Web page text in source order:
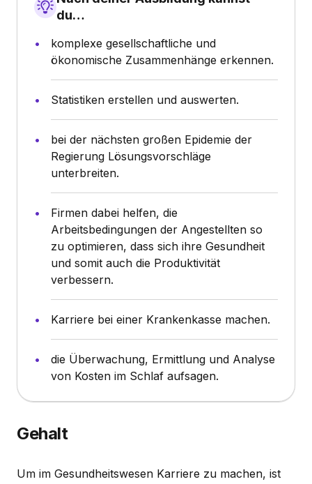
du…
komplexe gesellschaftliche und
ökonomische Zusammenhänge erkennen.
Statistiken erstellen und auswerten.
bei der nächsten großen Epidemie der
Regierung Lösungsvorschläge
unterbreiten.
Firmen dabei helfen, die
Arbeitsbedingungen der Angestellten so
zu optimieren, dass sich ihre Gesundheit
und somit auch die Produktivität
verbessern.
Karriere bei einer Krankenkasse machen.
die Überwachung, Ermittlung und Analyse
von Kosten im Schlaf aufsagen.
Gehalt
Um im Gesundheitswesen Karriere zu machen, ist